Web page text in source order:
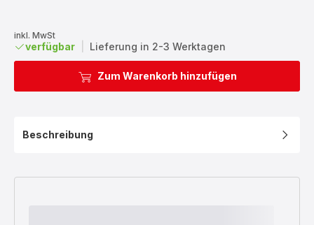
inkl. MwSt
verfügbar Lieferung in 2-3 Werktagen
Zum Warenkorb hinzufügen
Beschreibung